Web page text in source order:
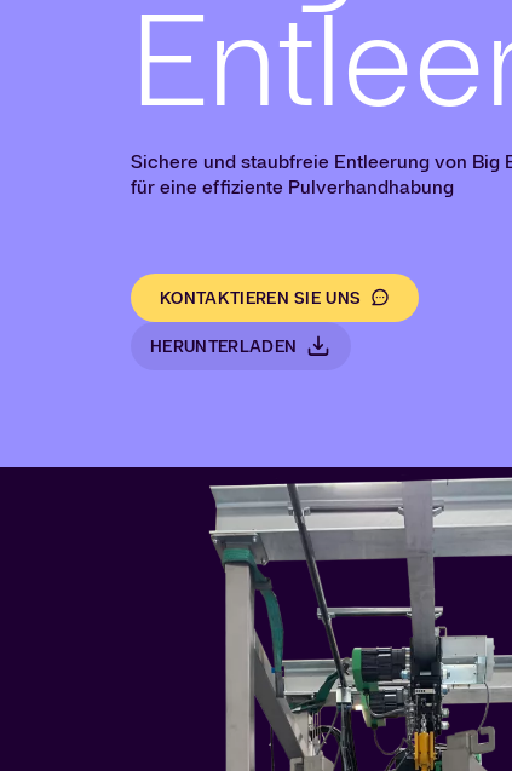
Sichere und staubfreie Entleerung von Big
für eine effiziente Pulverhandhabung
KONTAKTIEREN SIE UNS
HERUNTERLADEN